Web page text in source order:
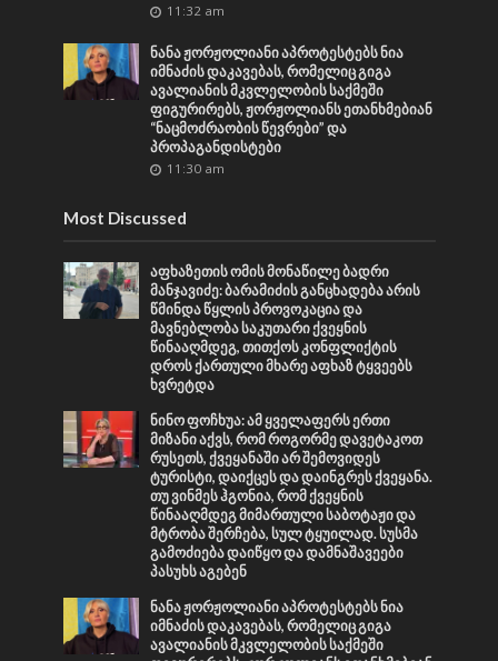
11:32 am
ნანა ჟორჟოლიანი აპროტესტებს ნია
იმნაძის დაკავებას, რომელიც გიგა
ავალიანის მკვლელობის საქმეში
ფიგურირებს, ჟორჟოლიანს ეთანხმებიან
“ნაცმოძრაობის წევრები” და
პროპაგანდისტები
11:30 am
Most Discussed
აფხაზეთის ომის მონაწილე ბადრი
მანჯავიძე: ბარამიძის განცხადება არის
წმინდა წყლის პროვოკაცია და
მავნებლობა საკუთარი ქვეყნის
წინააღმდეგ, თითქოს კონფლიქტის
დროს ქართული მხარე აფხაზ ტყვეებს
ხვრეტდა
ნინო ფოჩხუა: ამ ყველაფერს ერთი
მიზანი აქვს, რომ როგორმე დავეტაკოთ
რუსეთს, ქვეყანაში არ შემოვიდეს
ტურისტი, დაიქცეს და დაინგრეს ქვეყანა.
თუ ვინმეს ჰგონია, რომ ქვეყნის
წინააღმდეგ მიმართული საბოტაჟი და
მტრობა შერჩება, სულ ტყუილად. სუსმა
გამოძიება დაიწყო და დამნაშავეები
პასუხს აგებენ
ნანა ჟორჟოლიანი აპროტესტებს ნია
იმნაძის დაკავებას, რომელიც გიგა
ავალიანის მკვლელობის საქმეში